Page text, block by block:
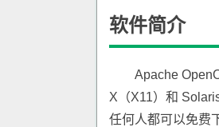
软件简介
Apache
X（X11）和
任何人都可以免费